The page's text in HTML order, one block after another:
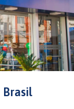
Brasil